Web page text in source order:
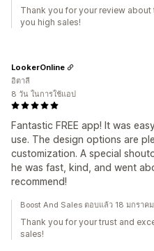
Thank you for your review
you high sales!
Fantastic FREE app! It was
use. The design options are
customization. A special
he was fast, kind, and went
recommend!
LookerOnline
อิตาลี
8 วัน ในการใช้แอป
Boost And Sales ตอบแล้ว 18 มกราค
Thank you for your trust and
sales!